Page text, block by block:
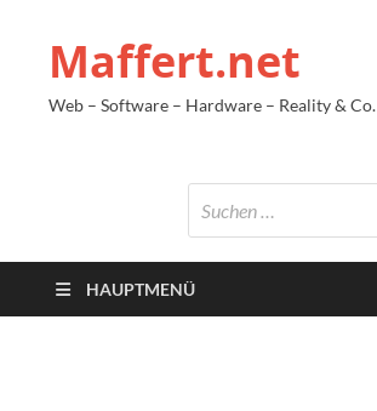
Maffert.net
Web – Software – Hardware – Reality & Co.
HAUPTMENÜ